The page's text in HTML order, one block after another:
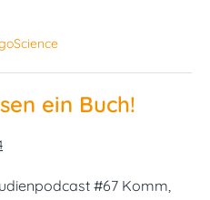
ein Buch!
#67 Komm,